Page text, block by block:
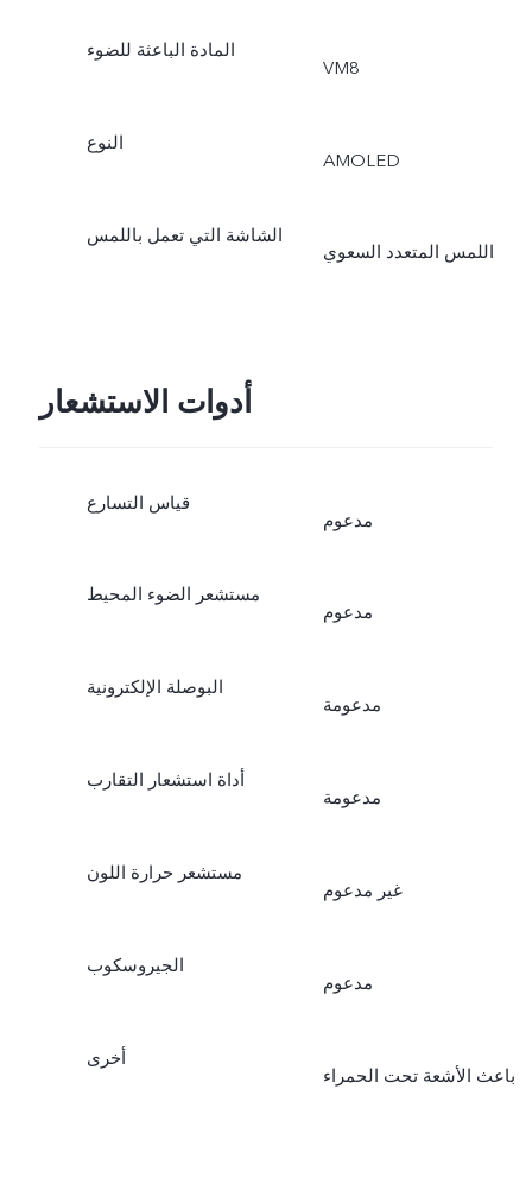
المادة الباعثة للضوء
VM8
النوع
AMOLED
الشاشة التي تعمل باللمس
اللمس المتعدد السعوي
أدوات الاستشعار
قياس التسارع
مدعوم
مستشعر الضوء المحيط
مدعوم
البوصلة الإلكترونية
مدعومة
أداة استشعار التقارب
مدعومة
مستشعر حرارة اللون
غير مدعوم
الجيروسكوب
مدعوم
أخرى
باعث الأشعة تحت الحمراء